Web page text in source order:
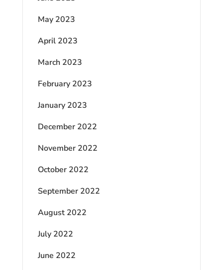
May 2023
April 2023
March 2023
February 2023
January 2023
December 2022
November 2022
October 2022
September 2022
August 2022
July 2022
June 2022